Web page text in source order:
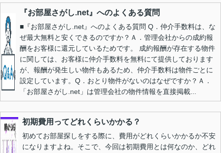
『お部屋さがし.net』へのよくある質問
■『お部屋さがし.net』へのよくある質問 Q．仲介手数料は、な
ぜ最大無料と安くできるのですか？Ａ．管理会社からの成約報
酬をお客様に還元しているためです。 成約報酬が存在する物件
に関しては、お客様に仲介手数料を無料にて提供しております
が、報酬が発生しい物件もあるため、仲介手数料は物件ごとに
設定しています。Q．おとり物件がないのはなぜですか？Ａ．
「お部屋さがし.net」は管理会社の物件情報を直接掲載...
初期費用ってどれくらいかかる？
初めてお部屋探しをする際に、費用がどれくらいかかるか不安
になりますよね。そこで、今回は初期費用とは何なのか、どれ